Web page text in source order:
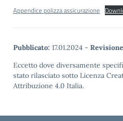
Appendice polizza assicurazione
Pubblicato: 17.01.2024 -
Eccetto dove diversamente
stato rilasciato sotto Licenza
Attribuzione 4.0 Italia.